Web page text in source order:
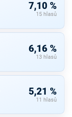
7,10 %
15 hlasů
6,16 %
13 hlasů
5,21 %
11 hlasů